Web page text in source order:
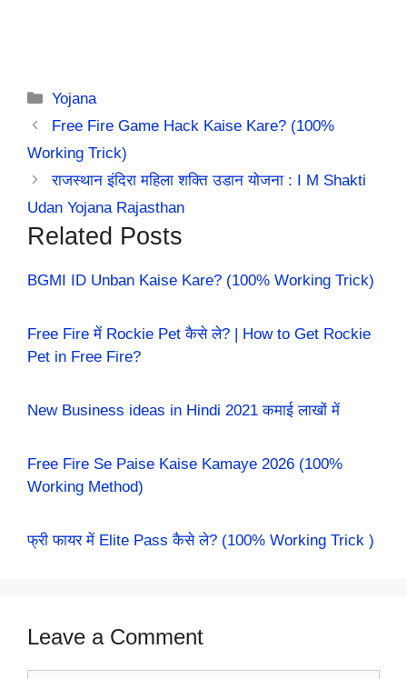
Categories
Yojana
Free Fire Game Hack Kaise Kare? (100%
Working Trick)
राजस्थान इंदिरा महिला शक्ति उडान योजना : I M Shakti
Udan Yojana Rajasthan
Related Posts
BGMI ID Unban Kaise Kare? (100% Working Trick)
Free Fire में Rockie Pet कैसे ले? | How to Get Rockie
Pet in Free Fire?
New Business ideas in Hindi 2021 कमाई लाखों में
Free Fire Se Paise Kaise Kamaye 2026 (100%
Working Method)
फ्री फायर में Elite Pass कैसे ले? (100% Working Trick )
Leave a Comment